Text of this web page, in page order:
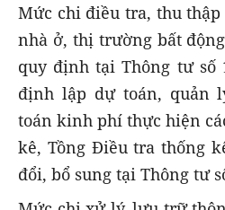
Mức chi điều tra, thu
nhà ở, thị trường bất
quy định tại Thông tư số
định lập dự toán, quản
toán kinh phí thực hiện
kê, Tồng Điều tra thống
đổi, bổ sung tại Thông tư